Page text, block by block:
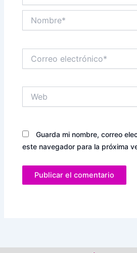
electrónico*
Guarda mi nombre, correo
este navegador para la próxima